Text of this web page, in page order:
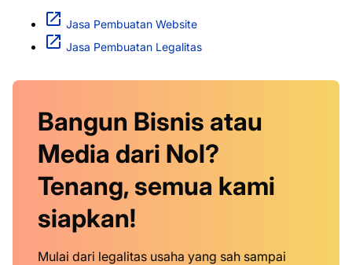
Jasa Pembuatan Website
Jasa Pembuatan Legalitas
Bangun Bisnis atau
Media dari Nol?
Tenang, semua kami
siapkan!
Mulai dari legalitas usaha yang sah sampai